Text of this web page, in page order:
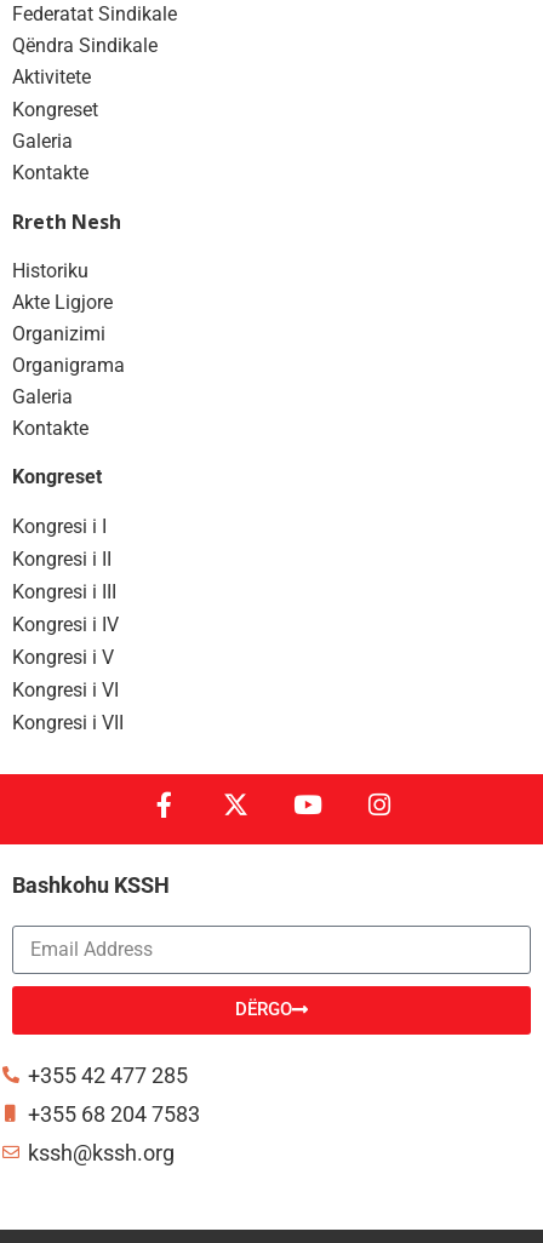
Federatat Sindikale
Qëndra Sindikale
Aktivitete
Kongreset
Galeria
Kontakte
Rreth Nesh
Historiku
Akte Ligjore
Organizimi
Organigrama
Galeria
Kontakte
Kongreset
Kongresi i I
Kongresi i II
Kongresi i III
Kongresi i IV
Kongresi i V
Kongresi i VI
Kongresi i VII
Bashkohu KSSH
DËRGO
+355 42 477 285
+355 68 204 7583
kssh@kssh.org